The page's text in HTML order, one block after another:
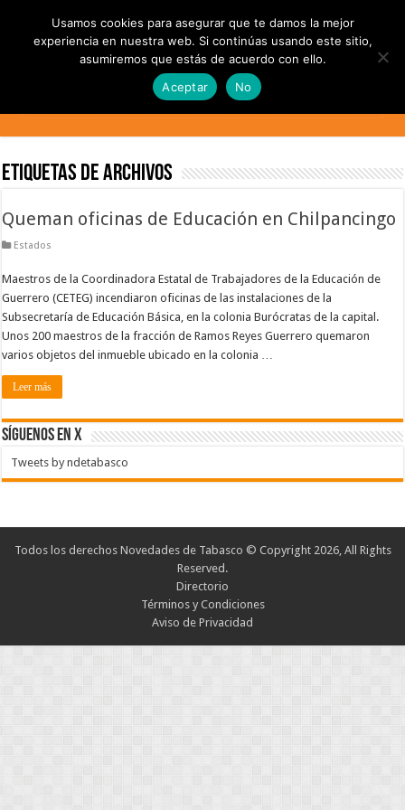
Etiquetas de Archivos
Queman oficinas de Educación en Chilpancingo
Estados
Maestros de la Coordinadora Estatal de Trabajadores de la Educación de
Guerrero (CETEG) incendiaron oficinas de las instalaciones de la
Subsecretaría de Educación Básica, en la colonia Burócratas de la capital.
Unos 200 maestros de la fracción de Ramos Reyes Guerrero quemaron
varios objetos del inmueble ubicado en la colonia …
Leer más
SÍGUENOS EN X
Tweets by ndetabasco
Todos los derechos Novedades de Tabasco © Copyright 2026, All Rights
Reserved.
Directorio
Términos y Condiciones
Aviso de Privacidad
Usamos cookies para asegurar que te damos la mejor
experiencia en nuestra web. Si continúas usando este sitio,
asumiremos que estás de acuerdo con ello.
Aceptar
No